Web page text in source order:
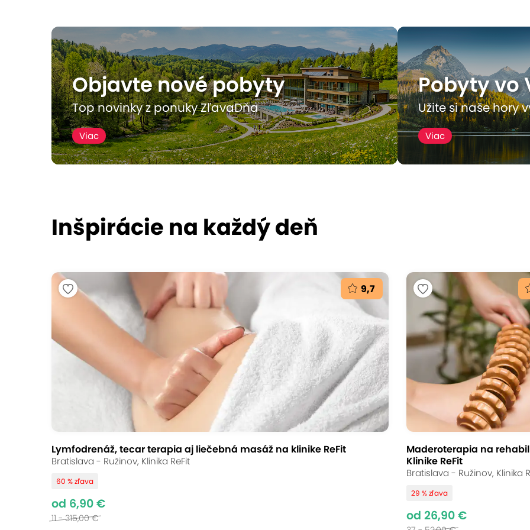
Univerzálny darčekový poukaz a výber
ZĽAVY
Objavte nové pobyty
Top novinky z ponuky ZľavaDňa
Viac
ZĽAVA
Pobyty vo
Užite si naše hory
Viac
Inšpirácie na každý deň
9,7
Lymfodrenáž, tecar terapia aj liečebná masáž na klinike ReFit
Bratislava - Ružinov, Klinika ReFit
60 % zľava
od 6,90 €
11 - 315,00 €
Maderoterapia na
Klinike ReFit
Bratislava - Ružinov, Klinika
29 % zľava
od 26,90 €